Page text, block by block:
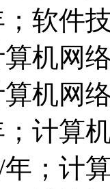
；软件
机网
机网
；计算
；计